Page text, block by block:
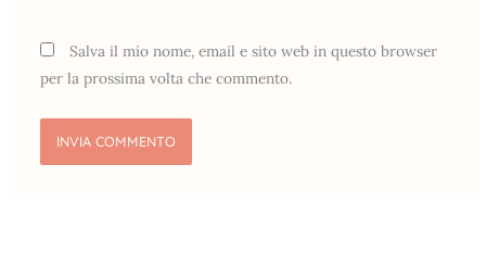
Salva il mio nome, email e sito web in questo browser
per la prossima volta che commento.